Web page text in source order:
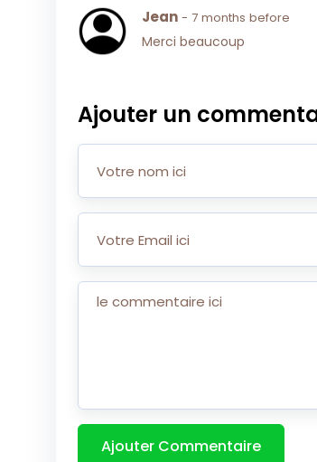
Jean - 7 months before
Merci beaucoup
Ajouter un